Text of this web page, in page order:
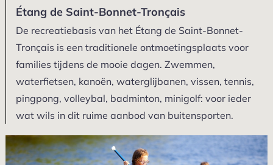
Étang de Saint-Bonnet-Tronçais
De recreatiebasis van het Étang de Saint-Bonnet-
Tronçais is een traditionele ontmoetingsplaats voor
families tijdens de mooie dagen. Zwemmen,
waterfietsen, kanoën, waterglijbanen, vissen, tennis,
pingpong, volleybal, badminton, minigolf: voor ieder
wat wils in dit ruime aanbod van buitensporten.